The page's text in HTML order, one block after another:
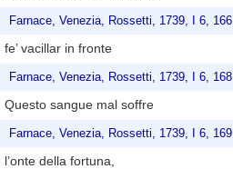
Farnace, Venezia, Rossetti, 1739, I 6, 166
fe’ vacillar in fronte
Farnace, Venezia, Rossetti, 1739, I 6, 168
Questo sangue mal soffre
Farnace, Venezia, Rossetti, 1739, I 6, 169
l’onte della fortuna,